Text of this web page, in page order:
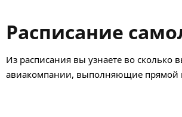
Расписание
Из расписания вы узнаете во сколько
авиакомпании, выполняющие прямой